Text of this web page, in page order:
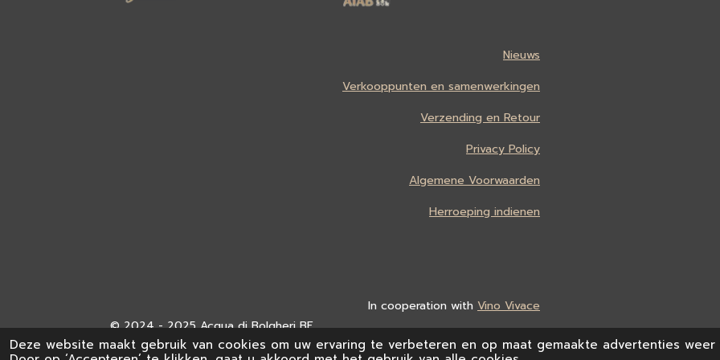
Deze website maakt gebruik van cookies om uw ervaring te verbeteren en op maat gemaakte advertenties weer
Nieuws
Verkooppunten en samenwerkingen
Verzending en Retour
Privacy Policy
Algemene Voorwaarden
Herroeping indienen
In cooperation with Vino Vivace
© 2024 - 2025 Acqua di Bolgheri BE